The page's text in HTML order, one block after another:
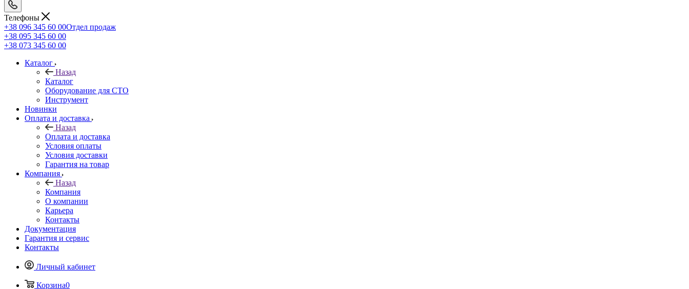
Телефоны
+38 096 345 60 00Отдел продаж
+38 095 345 60 00
+38 073 345 60 00
Каталог
Назад
Каталог
Оборудование для СТО
Инструмент
Новинки
Оплата и доставка
Назад
Оплата и доставка
Условия оплаты
Условия доставки
Гарантия на товар
Компания
Назад
Компания
О компании
Карьера
Контакты
Документация
Гарантия и сервис
Контакты
Личный кабинет
Корзина0